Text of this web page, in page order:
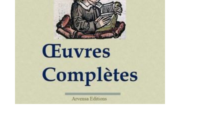
AJOUTER AU PANIER / DÉTAILS